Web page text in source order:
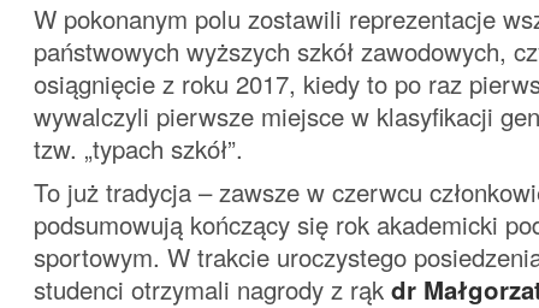
W pokonanym polu zostawili reprezentacje
państwowych wyższych szkół zawodowych,
osiągnięcie z roku 2017, kiedy to po raz
wywalczyli pierwsze miejsce w klasyfikacji
tzw. „typach szkół”.
To już tradycja – zawsze w czerwcu
podsumowują kończący się rok akademicki
sportowym. W trakcie uroczystego
studenci otrzymali nagrody z rąk dr